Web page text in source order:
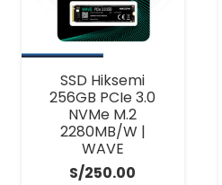
SSD Hiksemi
256GB PCIe 3.0
NVMe M.2
2280MB/W |
WAVE
S/250.00